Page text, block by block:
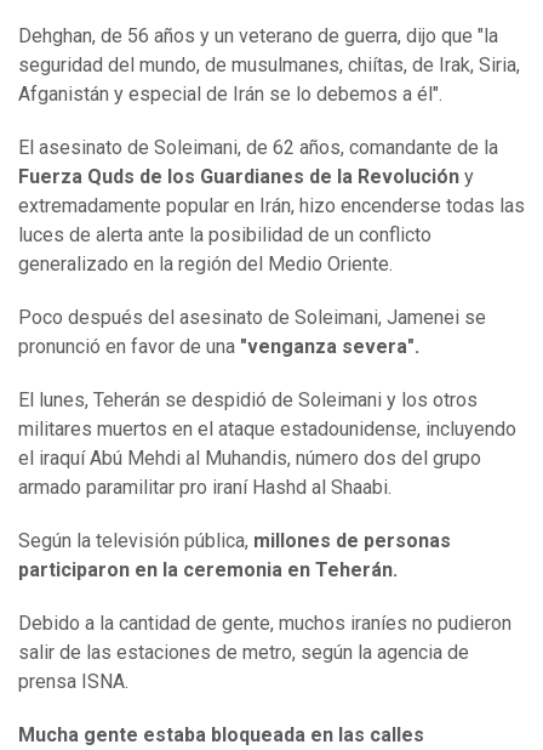
Dehghan, de 56 años y un veterano de guerra, dijo que "la
seguridad del mundo, de musulmanes, chiítas, de Irak, Siria,
Afganistán y especial de Irán se lo debemos a él".
El asesinato de Soleimani, de 62 años, comandante de la
Fuerza Quds de los Guardianes de la Revolución y
extremadamente popular en Irán, hizo encenderse todas las
luces de alerta ante la posibilidad de un conflicto
generalizado en la región del Medio Oriente.
Poco después del asesinato de Soleimani, Jamenei se
pronunció en favor de una "venganza severa".
El lunes, Teherán se despidió de Soleimani y los otros
militares muertos en el ataque estadounidense, incluyendo
el iraquí Abú Mehdi al Muhandis, número dos del grupo
armado paramilitar pro iraní Hashd al Shaabi.
Según la televisión pública, millones de personas
participaron en la ceremonia en Teherán.
Debido a la cantidad de gente, muchos iraníes no pudieron
salir de las estaciones de metro, según la agencia de
prensa ISNA.
Mucha gente estaba bloqueada en las calles